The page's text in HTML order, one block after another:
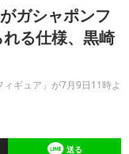
ガシャポンフ
る仕様、黒崎
ィギュア」が7月9日11時よ
送る